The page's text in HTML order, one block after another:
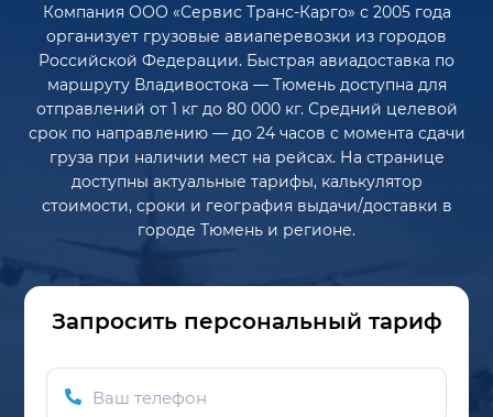
Компания ООО «Сервис Транс-Карго» с 2005 года
организует грузовые авиаперевозки из городов
Российской Федерации. Быстрая авиадоставка по
маршруту Владивостока — Тюмень доступна для
отправлений от 1 кг до 80 000 кг. Средний целевой
срок по направлению — до 24 часов с момента сдачи
груза при наличии мест на рейсах. На странице
доступны актуальные тарифы, калькулятор
стоимости, сроки и география выдачи/доставки в
городе Тюмень и регионе.
Запросить персональный тариф
Ваш телефон